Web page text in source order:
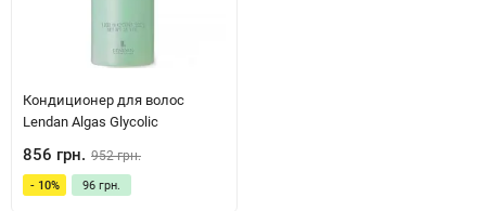
Кондиционер для волос
Lendan Algas Glycolic
856 грн. 952 грн.
- 10% 96 грн.